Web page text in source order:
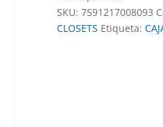
SKU: 7591217008093
CLOSETS Etiqueta: